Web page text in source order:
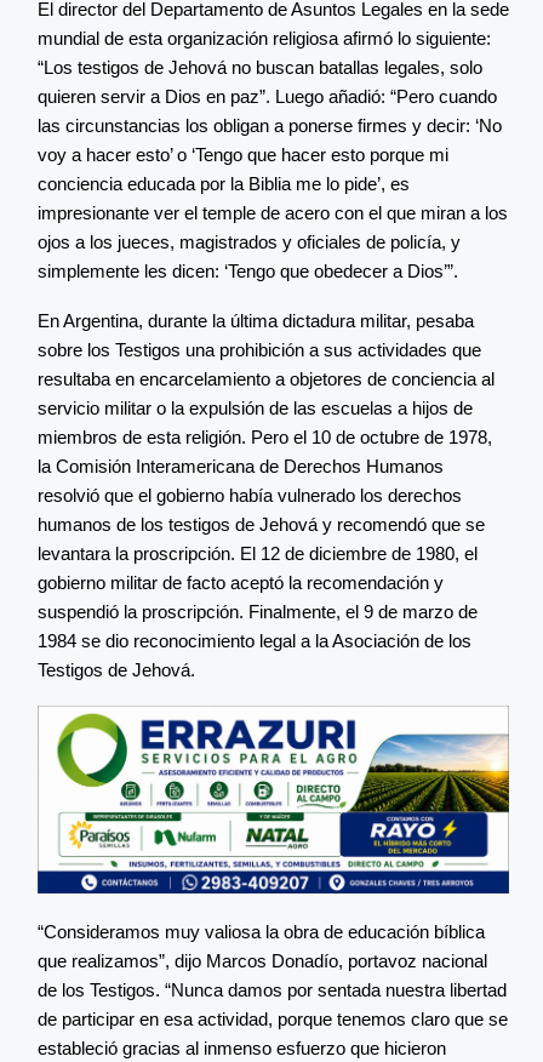
El director del Departamento de Asuntos Legales en la sede
mundial de esta organización religiosa afirmó lo siguiente:
“Los testigos de Jehová no buscan batallas legales, solo
quieren servir a Dios en paz”. Luego añadió: “Pero cuando
las circunstancias los obligan a ponerse firmes y decir: ‘No
voy a hacer esto’ o ‘Tengo que hacer esto porque mi
conciencia educada por la Biblia me lo pide’, es
impresionante ver el temple de acero con el que miran a los
ojos a los jueces, magistrados y oficiales de policía, y
simplemente les dicen: ‘Tengo que obedecer a Dios’”.
En Argentina, durante la última dictadura militar, pesaba
sobre los Testigos una prohibición a sus actividades que
resultaba en encarcelamiento a objetores de conciencia al
servicio militar o la expulsión de las escuelas a hijos de
miembros de esta religión. Pero el 10 de octubre de 1978,
la Comisión Interamericana de Derechos Humanos
resolvió que el gobierno había vulnerado los derechos
humanos de los testigos de Jehová y recomendó que se
levantara la proscripción. El 12 de diciembre de 1980, el
gobierno militar de facto aceptó la recomendación y
suspendió la proscripción. Finalmente, el 9 de marzo de
1984 se dio reconocimiento legal a la Asociación de los
Testigos de Jehová.
“Consideramos muy valiosa la obra de educación bíblica
que realizamos”, dijo Marcos Donadío, portavoz nacional
de los Testigos. “Nunca damos por sentada nuestra libertad
de participar en esa actividad, porque tenemos claro que se
estableció gracias al inmenso esfuerzo que hicieron